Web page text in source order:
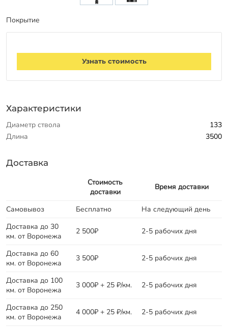
Покрытие
Узнать стоимость
Характеристики
Диаметр ствола
133
Длина
3500
Доставка
Стоимость
доставки
Время доставки
Самовывоз Бесплатно
На следующий день
Доставка до 30
км. от Воронежа
2 500₽ 2-5 рабочих дня
Доставка до 60
км. от Воронежа
3 500₽ 2-5 рабочих дня
Доставка до 100
км. от Воронежа
3 000₽ + 25 ₽/км. 2-5 рабочих дня
Доставка до 250
км. от Воронежа
4 000₽ + 25 ₽/км. 2-5 рабочих дня